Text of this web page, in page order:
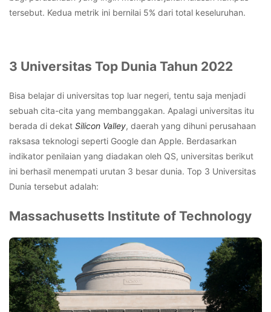
tersebut. Kedua metrik ini bernilai 5% dari total keseluruhan.
3 Universitas Top Dunia Tahun 2022
Bisa belajar di universitas top luar negeri, tentu saja menjadi
sebuah cita-cita yang membanggakan. Apalagi universitas itu
berada di dekat Silicon Valley, daerah yang dihuni perusahaan
raksasa teknologi seperti Google dan Apple. Berdasarkan
indikator penilaian yang diadakan oleh QS, universitas berikut
ini berhasil menempati urutan 3 besar dunia. Top 3 Universitas
Dunia tersebut adalah:
Massachusetts Institute of Technology